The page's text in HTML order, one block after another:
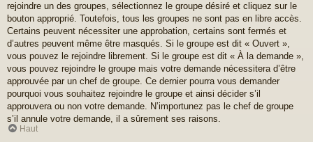
rejoindre un des groupes, sélectionnez le groupe désiré et cliquez sur le
bouton approprié. Toutefois, tous les groupes ne sont pas en libre accès.
Certains peuvent nécessiter une approbation, certains sont fermés et
d’autres peuvent même être masqués. Si le groupe est dit « Ouvert »,
vous pouvez le rejoindre librement. Si le groupe est dit « À la demande »,
vous pouvez rejoindre le groupe mais votre demande nécessitera d’être
approuvée par un chef de groupe. Ce dernier pourra vous demander
pourquoi vous souhaitez rejoindre le groupe et ainsi décider s’il
approuvera ou non votre demande. N’importunez pas le chef de groupe
s’il annule votre demande, il a sûrement ses raisons.
Haut